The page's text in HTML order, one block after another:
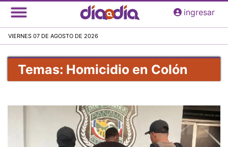
Pasar
al
principal
ingresar
VIERNES 07 DE AGOSTO DE 2026
Temas: Homicidio en Colón